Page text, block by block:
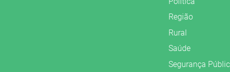
Região
Rural
Saúde
Segurança